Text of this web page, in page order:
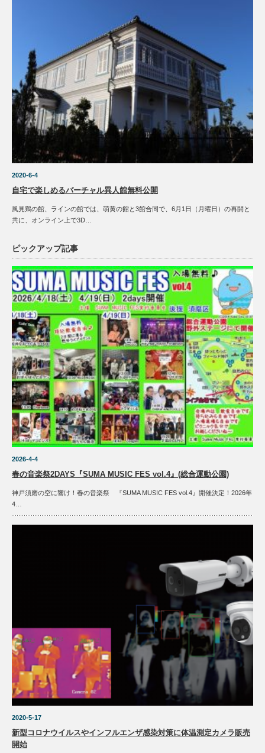
2020-6-4
自宅で楽しめるバーチャル異人館無料公開
風見鶏の館、ラインの館では、萌黄の館と3館合同で、6月1日（月曜日）の再開と
共に、オンライン上で3D…
ピックアップ記事
2026-4-4
春の音楽祭2DAYS『SUMA MUSIC FES vol.4』(総合運動公園)
神戸須磨の空に響け！春の音楽祭 『SUMA MUSIC FES vol.4』開催決定！2026年
4…
2020-5-17
新型コロナウイルスやインフルエンザ感染対策に体温測定カメラ販売
開始